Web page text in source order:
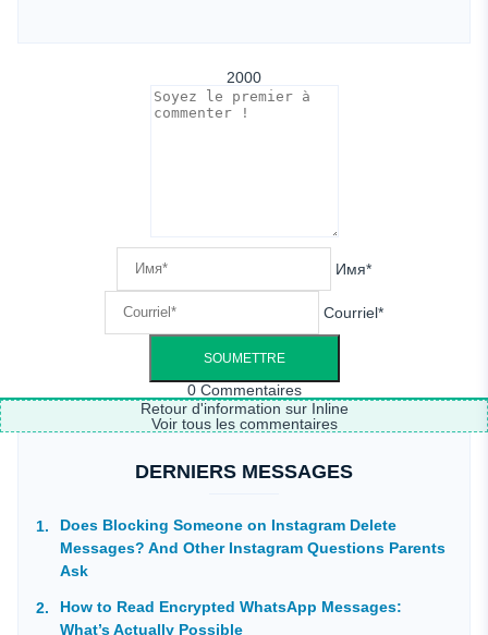
2000
Имя*
Courriel*
0Commentaires
Retour d'information sur Inline
Voir tous les commentaires
DERNIERS MESSAGES
Does Blocking Someone on Instagram Delete
Messages? And Other Instagram Questions Parents
Ask
How to Read Encrypted WhatsApp Messages:
What’s Actually Possible